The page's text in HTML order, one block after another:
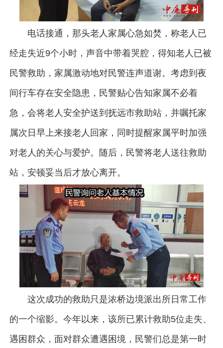
电话接通，那头老人家属心急如焚，称老人已
经走失近9个小时，声音中带着哭腔，得知老人已被
民警救助，家属激动地对民警连声道谢。考虑到夜
间行车存在安全隐患，民警贴心告知家属不必着
急，会将老人安全护送到抚远市救助站，并嘱托家
属次日早上来接老人回家，同时提醒家属平时加强
对老人的关心与爱护。随后，民警将老人送往救助
站，安顿妥当后才放心离开。
这次成功的救助只是浓桥边境派出所日常工作
的一个缩影。今年以来，该所已累计救助5位走失、
遇困群众，面对群众遭遇困境，民警们总是第一时